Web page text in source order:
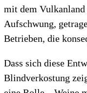
mit dem Vulkanland
Aufschwung,
Betrieben, die
Dass sich diese
Blindverkostung